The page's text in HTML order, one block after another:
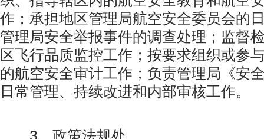
作；承担地区管理局航空安全委员会的
管理局安全举报事件的调查处理；监督
区飞行品质监控工作；按要求组织或参
的航空安全审计工作；负责管理局《安
日常管理、持续改进和内部审核工作。
3、政策法规处